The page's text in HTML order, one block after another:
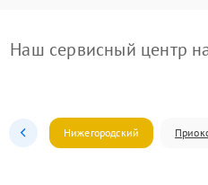
Наш сервисный центр
Нижегородский